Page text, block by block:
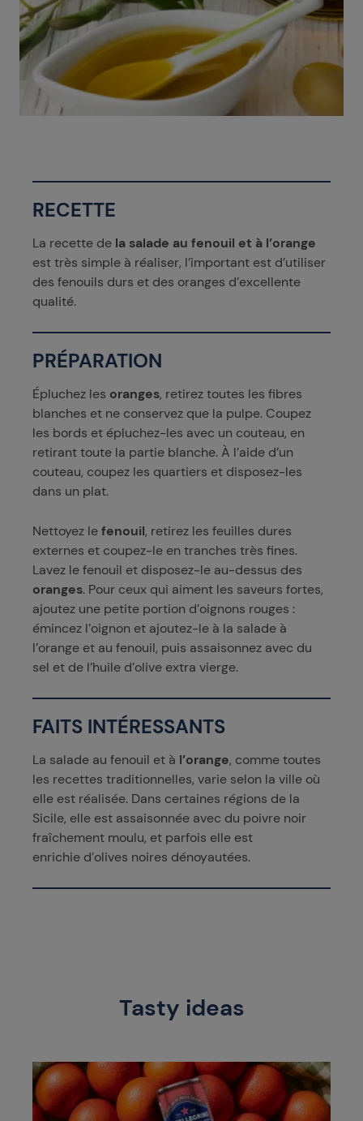
RECETTE
La recette de la salade au fenouil et à l’orange
est très simple à réaliser, l’important est d’utiliser
des fenouils durs et des oranges d’excellente
qualité.
PRÉPARATION
Épluchez les oranges, retirez toutes les fibres
blanches et ne conservez que la pulpe. Coupez
les bords et épluchez-les avec un couteau, en
retirant toute la partie blanche. À l’aide d’un
couteau, coupez les quartiers et disposez-les
dans un plat.
Nettoyez lefenouil, retirez les feuilles dures
externes et coupez-le en tranches très fines.
Lavez le fenouil et disposez-le au-dessus des
oranges. Pour ceux qui aiment les saveurs fortes,
ajoutez une petite portion d’oignons rouges :
émincez l’oignon et ajoutez-le à la salade à
l’orange et au fenouil, puis assaisonnez avec du
sel et de l’huile d’olive extra vierge.
FAITS INTÉRESSANTS
La salade au fenouil et à l’orange, comme toutes
les recettes traditionnelles, varie selon la ville où
elle est réalisée. Dans certaines régions de la
Sicile, elle est assaisonnée avec du poivre noir
fraîchement moulu, et parfois elle est
enrichie d’olives noires dénoyautées.
Tasty ideas